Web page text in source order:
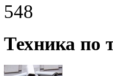
548
Техника по